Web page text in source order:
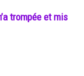
trompée et mis